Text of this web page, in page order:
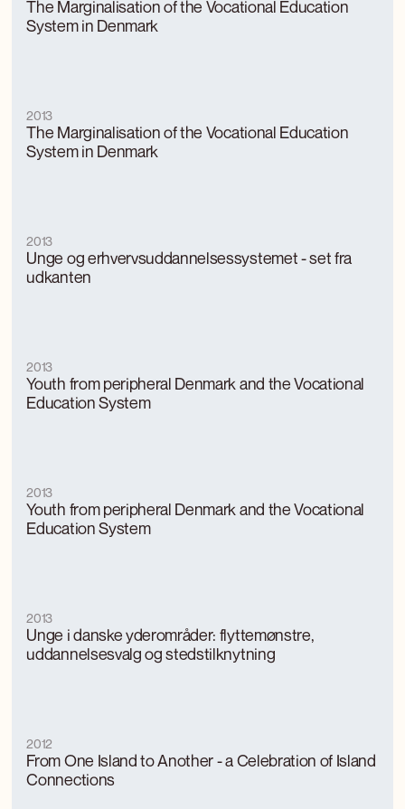
The Marginalisation of the Vocational Education
System in Denmark
The Marginalisation of the Vocational Education
System in Denmark
2013
Unge og erhvervsuddannelsessystemet - set fra
udkanten
2013
Youth from peripheral Denmark and the Vocational
Education System
2013
Youth from peripheral Denmark and the Vocational
Education System
2013
Unge i danske yderområder: flyttemønstre,
uddannelsesvalg og stedstilknytning
2013
From One Island to Another - a Celebration of Island
Connections
2012